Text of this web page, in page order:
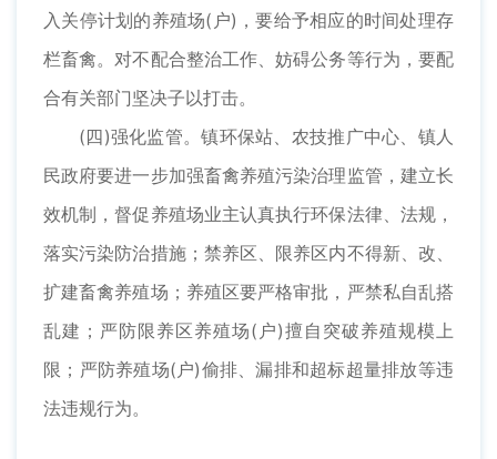
入关停计划的养殖场(户)，要给予相应的时间处理存
栏畜禽。对不配合整治工作、妨碍公务等行为，要配
合有关部门坚决子以打击。
(四)强化监管。镇环保站、农技推广中心、镇人
民政府要进一步加强畜禽养殖污染治理监管，建立长
效机制，督促养殖场业主认真执行环保法律、法规，
落实污染防治措施；禁养区、限养区内不得新、改、
扩建畜禽养殖场；养殖区要严格审批，严禁私自乱搭
乱建；严防限养区养殖场(户)擅自突破养殖规模上
限；严防养殖场(户)偷排、漏排和超标超量排放等违
法违规行为。